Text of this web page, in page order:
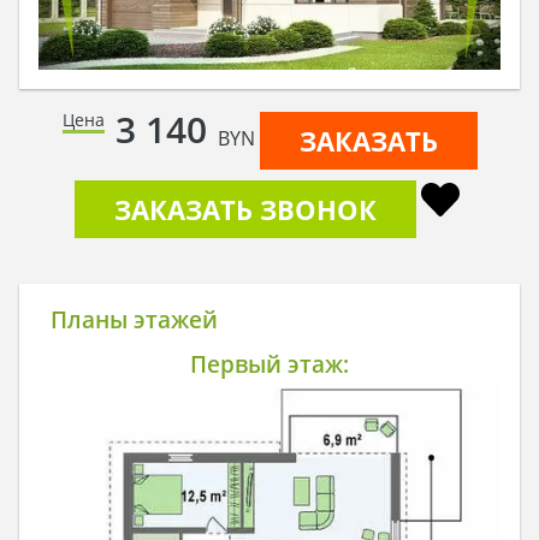
Цена 3 140 BYN
ЗАКАЗАТЬ
ЗАКАЗАТЬ ЗВОНОК
Планы этажей
Первый этаж: